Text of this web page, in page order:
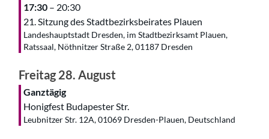
17:30 – 20:30
21. Sitzung des Stadtbezirksbeirates Plauen
Landeshauptstadt Dresden, im Stadtbezirksamt Plauen,
Ratssaal, Nöthnitzer Straße 2, 01187 Dresden
Freitag28. August
Ganztägig
Honigfest Budapester Str.
Leubnitzer Str. 12A, 01069 Dresden-Plauen, Deutschland